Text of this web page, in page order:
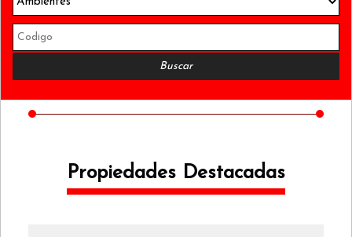
Propiedades Destacadas